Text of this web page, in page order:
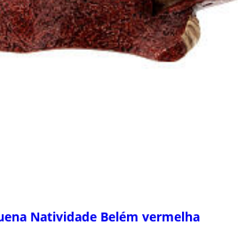
Natividade Belém vermelha